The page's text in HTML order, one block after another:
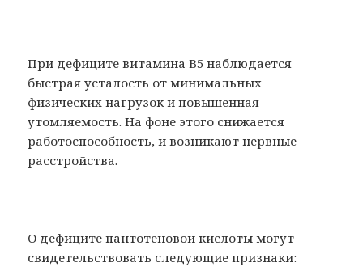
При дефиците витамина В5 наблюдается
быстрая усталость от минимальных
физических нагрузок и повышенная
утомляемость. На фоне этого снижается
работоспособность, и возникают нервные
расстройства.
О дефиците пантотеновой кислоты могут
свидетельствовать следующие признаки: